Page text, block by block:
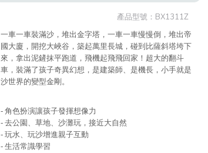
產品型號： BX1311Z
一車一車裝滿沙，堆出金字塔，一車一車慢慢倒，堆出帝
國大廈，開挖大峽谷，築起萬里長城，碰到比薩斜塔垮下
來，拿出泥鏟抹平跑道，飛機起飛飛回家！超大的翻斗
車，裝滿了孩子奇異幻想，是建築師、是機長，小手就是
沙世界的變型金剛。
- 角色扮演讓孩子發揮想像力
- 去公園、草地、沙灘玩，接近大自然
- 玩水、玩沙增進親子互動
- 生活常識學習